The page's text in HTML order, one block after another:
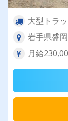
大型トラ
岩手県盛
月給